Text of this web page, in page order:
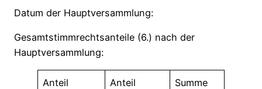
Datum der Hauptversammlung:
Gesamtstimmrechtsanteile (6.) nach der
Hauptversammlung:
Anteil
Anteil
Summe